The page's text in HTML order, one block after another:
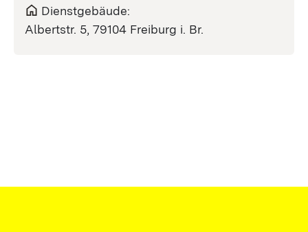
Dienstgebäude:
Albertstr. 5, 79104 Freiburg i. Br.